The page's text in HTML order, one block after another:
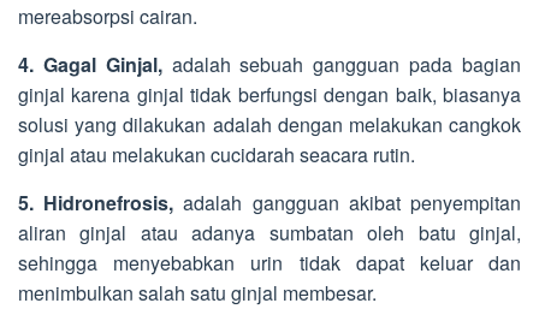
mereabsorpsi cairan.
4. Gagal Ginjal,adalah sebuah gangguan pada bagian
ginjal karena ginjal tidak berfungsi dengan baik, biasanya
solusi yang dilakukan adalah dengan melakukan cangkok
ginjal atau melakukan cucidarah seacara rutin.
5. Hidronefrosis, adalah gangguan akibat penyempitan
aliran ginjal atau adanya sumbatan oleh batu ginjal,
sehingga menyebabkan urin tidak dapat keluar dan
menimbulkan salah satu ginjal membesar.